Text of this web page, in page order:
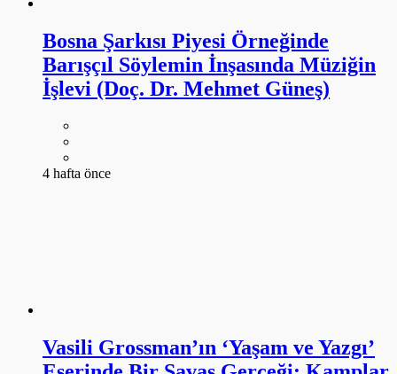
Bosna Şarkısı Piyesi Örneğinde
Barışçıl Söylemin İnşasında Müziğin
İşlevi (Doç. Dr. Mehmet Güneş)
4 hafta önce
Vasili Grossman’ın ‘Yaşam ve Yazgı’